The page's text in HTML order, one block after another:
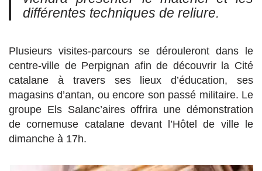
différentes techniques de reliure.
Plusieurs visites-parcours se dérouleront dans le
centre-ville de Perpignan afin de découvrir la Cité
catalane à travers ses lieux d’éducation, ses
magasins d’antan, ou encore son passé militaire. Le
groupe Els Salanc’aires offrira une démonstration
de cornemuse catalane devant l’Hôtel de ville le
dimanche à 17h.